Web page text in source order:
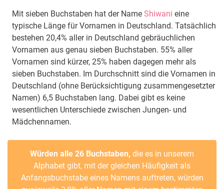
Mit sieben Buchstaben hat der Name Shiwani eine
typische Länge für Vornamen in Deutschland. Tatsächlich
bestehen 20,4% aller in Deutschland gebräuchlichen
Vornamen aus genau sieben Buchstaben. 55% aller
Vornamen sind kürzer, 25% haben dagegen mehr als
sieben Buchstaben. Im Durchschnitt sind die Vornamen in
Deutschland (ohne Berücksichtigung zusammengesetzter
Namen) 6,5 Buchstaben lang. Dabei gibt es keine
wesentlichen Unterschiede zwischen Jungen- und
Mädchennamen.
Würden alle 26 Buchstaben, die es in unserem
Alphabet gibt, mit der gleichen Häufigkeit als
Anfangsbuchstabe eines Namens auftreten, würden